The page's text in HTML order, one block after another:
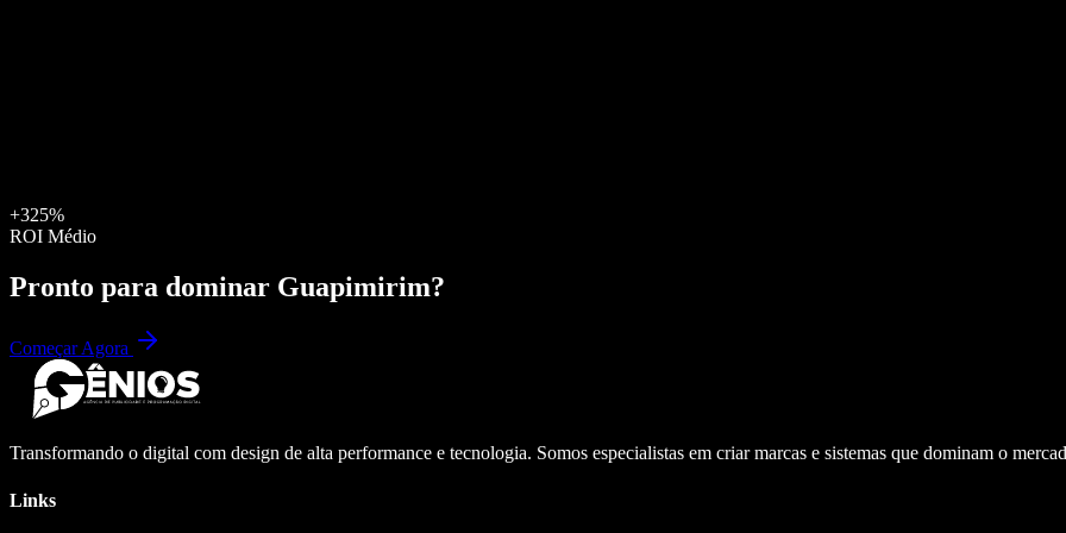
+325%
ROI Médio
Pronto para dominar Guapimirim?
Começar Agora
Transformando o digital com design de alta performance e tecnologia. Somos especialistas em criar marcas e sistemas que dominam o
Links